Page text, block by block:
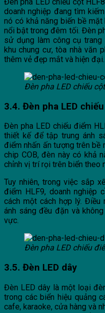
doanh nghiệp đang tìm
nó có khả năng biến bề
nổi bật trong đêm tối. Đèn
sử dụng làm công cụ
khu chung cư, tòa nhà văn
thêm vẻ đẹp mắt và hiện đại.
Đèn pha LED chiếu
3.4. Đèn pha LED
Đèn pha LED chiếu điểm
thiết kế để tập trung ánh
điểm nhấn ấn tượng trên bề
chip COB, đèn này có khả
chỉnh vị trí rọi trên biển theo
Tuy nhiên, trong việc sắp
điểm HLF9, doanh nghiệp
cách một cách hợp lý. Điều
ánh sáng đều đặn và
vực.
Đèn pha LED chiếu
3.5. Đèn LED dây
Đèn LED dây là một loại
trong các biển hiệu quảng
cafe, karaoke, cửa hàng và